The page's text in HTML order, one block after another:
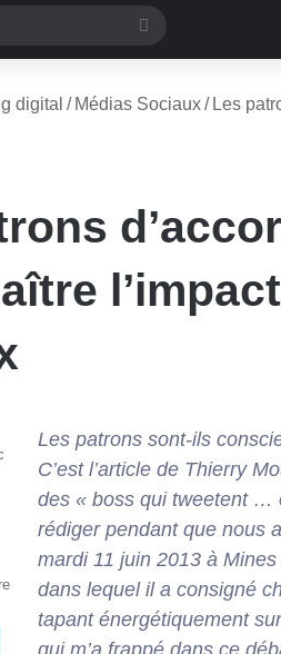
digital / Médias Sociaux/ Les
Les patrons sont-ils
C’est l’article de Thierry
des « boss qui tweetent …
rédiger pendant que nous
mardi 11 juin 2013 à
dans lequel il a consigné
tapant énergétiquement
qui m’a frappé dans ce
Linkedin